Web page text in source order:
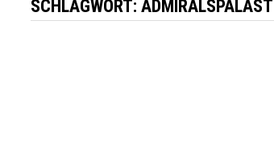
SCHLAGWORT:ADMIRALSPALAST